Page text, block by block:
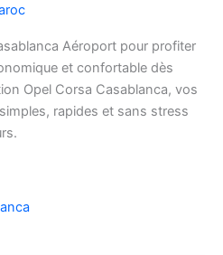
Aéroport pour profiter
et confortable dès
Opel Corsa Casablanca, vos
rapides et sans stress